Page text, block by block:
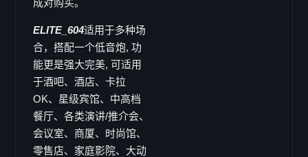
ELITE_604适用于多种场
合，搭配一个低音炮, 功
能更是强大完美, 可适用
于酒吧、酒店、卡拉
OK、星级宾馆、中高档
餐厅、各类演讲/推介会、
会议室、商厦、时尚馆、
零售店、家庭影院、大动